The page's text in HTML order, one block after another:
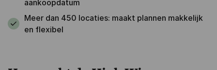
aankoopdatum
Meer dan 450 locaties: maakt plannen makkelijk
en flexibel